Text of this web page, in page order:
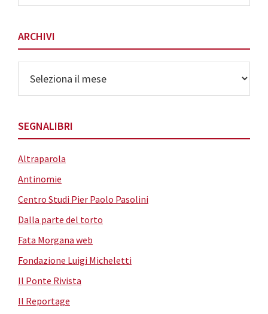
Categorie
ARCHIVI
SEGNALIBRI
Altraparola
Antinomie
Centro Studi Pier Paolo Pasolini
Dalla parte del torto
Fata Morgana web
Fondazione Luigi Micheletti
Il Ponte Rivista
Il Reportage